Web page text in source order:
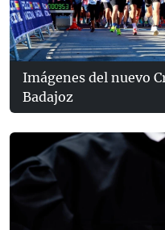
Imágenes del nuevo
Badajoz